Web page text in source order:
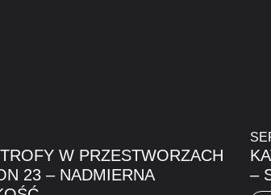
W PRZESTWORZACH
23 – NADMIERNA
–